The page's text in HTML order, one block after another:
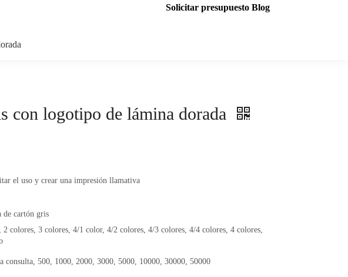
Solicitar presupuesto Blog
con logotipo de lámina dorada
el uso y crear una impresión llamativa
de cartón gris
2 colores, 3 colores, 4/1 color, 4/2 colores, 4/3 colores, 4/4 colores, 4 colores,
consulta, 500, 1000, 2000, 3000, 5000, 10000, 30000, 50000